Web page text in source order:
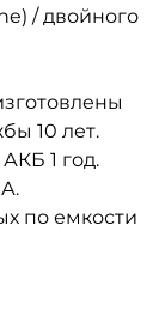
/ двойного
10 лет.
1 год.
по емкости